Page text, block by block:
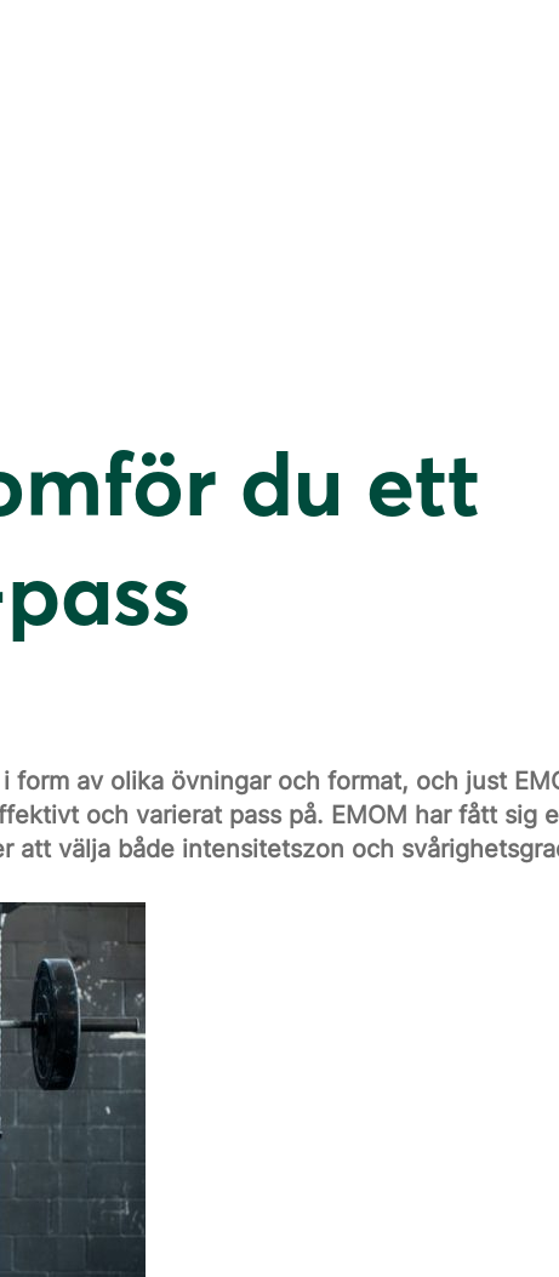
du ett
form av olika övningar och format, och just
och varierat pass på. EMOM har fått sig
att välja både intensitetszon och